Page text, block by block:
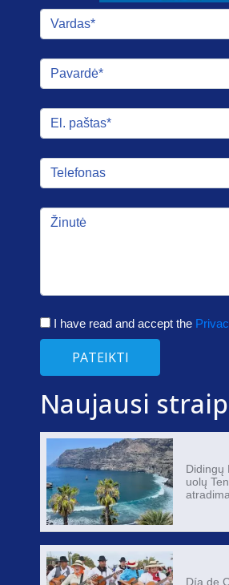
I have read and accept the
PATEIKTI
Naujausi
Didingų
uolų
Día de